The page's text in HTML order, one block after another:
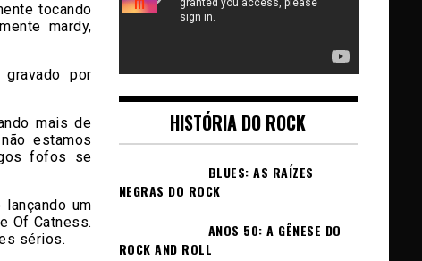
tocando
mardy,
por
mais de
estamos
fofos se
um
Of Catness.
sérios.
HISTÓRIA DO ROCK
BLUES: AS RAÍZES
NEGRAS DO ROCK
ANOS 50: A GÊNESE DO
ROCK AND ROLL